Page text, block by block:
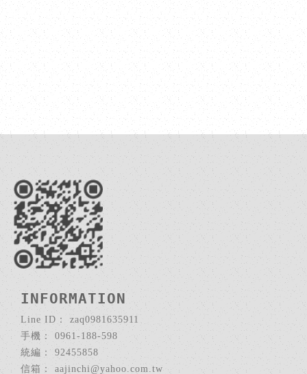
zaq0981635911
0961-188-598
92455858
aajinchi@yahoo.com.tw